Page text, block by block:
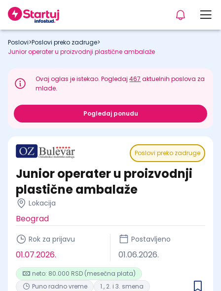
Poslovi>Poslovi preko zadruge>
Junior operater u proizvodnji plastične ambalaže
Ovaj oglas je istekao. Pogledaj467 aktuelnih poslova za
mlade.
Pogledaj ponudu
Poslovi preko zadruge
Junior operater u proizvodnji
plastične ambalaže
Lokacija
Beograd
Rok za prijavu
01.07.2026.
Postavljeno
01.06.2026.
neto: 80.000 RSD (mesečna plata)
Puno radno vreme
1., 2. i 3. smena